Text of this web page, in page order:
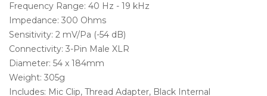
Frequency Range: 40 Hz - 19 kHz
Impedance: 300 Ohms
Sensitivity: 2 mV/Pa (-54 dB)
Connectivity: 3-Pin Male XLR
Diameter: 54 x 184mm
Weight: 305g
Includes: Mic Clip, Thread Adapter, Black Internal